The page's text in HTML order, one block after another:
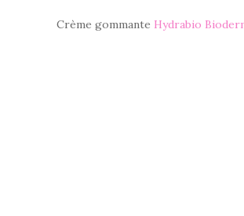
Crème gommante Hydrabio